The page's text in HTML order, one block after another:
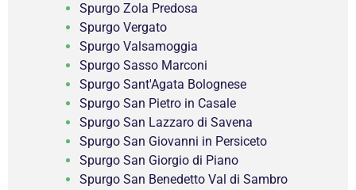
Spurgo Zola Predosa
Spurgo Vergato
Spurgo Valsamoggia
Spurgo Sasso Marconi
Spurgo Sant'Agata Bolognese
Spurgo San Pietro in Casale
Spurgo San Lazzaro di Savena
Spurgo San Giovanni in Persiceto
Spurgo San Giorgio di Piano
Spurgo San Benedetto Val di Sambro